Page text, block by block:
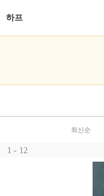
하프
최신순
1 - 12